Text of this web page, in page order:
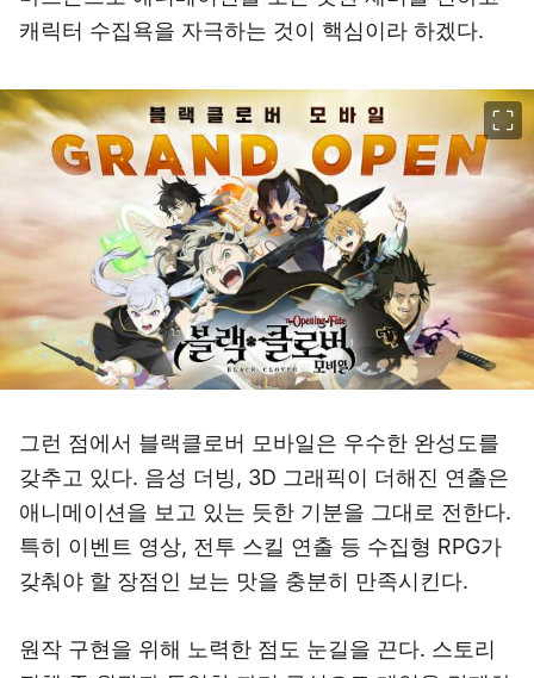
캐릭터 수집욕을 자극하는 것이 핵심이라 하겠다.
그런 점에서 블랙클로버 모바일은 우수한 완성도를
갖추고 있다. 음성 더빙, 3D 그래픽이 더해진 연출은
애니메이션을 보고 있는 듯한 기분을 그대로 전한다.
특히 이벤트 영상, 전투 스킬 연출 등 수집형 RPG가
갖춰야 할 장점인 보는 맛을 충분히 만족시킨다.
원작 구현을 위해 노력한 점도 눈길을 끈다. 스토리